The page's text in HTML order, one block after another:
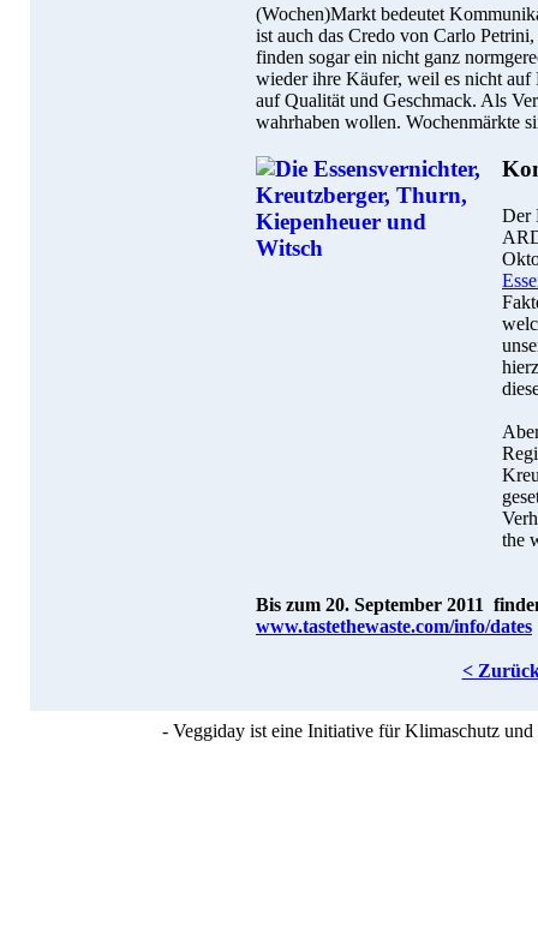
(Wochen)Markt bedeutet
ist auch das Credo von Carlo
finden sogar ein nicht ganz
wieder ihre Käufer, weil es nicht
auf Qualität und Geschmack. Als
wahrhaben wollen. Wochenmärkte
Der
the
Bis zum 20. September 2011
www.tastethewaste.com/info/dates
<
- Veggiday ist eine Initiative für Klimaschutz